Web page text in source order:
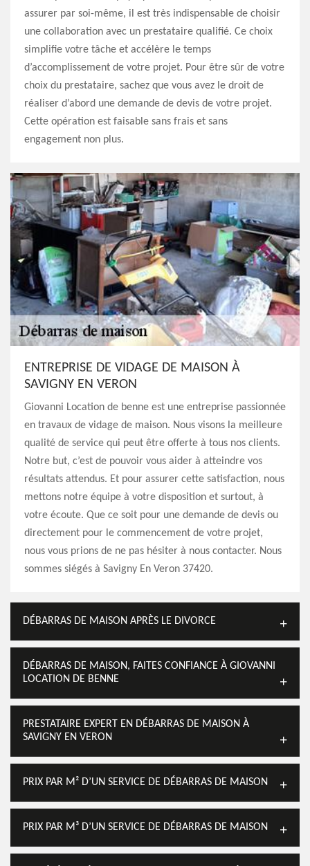
assurer par soi-même, il est très indispensable de choisir
une collaboration avec un prestataire qualifié. Ce choix
simplifie votre tâche et accélère le temps
d’accomplissement de votre projet. Pour être sûr de votre
choix du prestataire, sachez que vous avez le droit de
réaliser d’abord une demande de devis de votre projet.
Cette opération est faisable sans frais et sans
engagement non plus.
ENTREPRISE DE VIDAGE DE MAISON À
SAVIGNY EN VERON
Giovanni Location de benne est une entreprise passionnée
en travaux de vidage de maison. Nous visons la meilleure
qualité de service qui peut être offerte à tous nos clients.
Notre but, c’est de pouvoir vous aider à atteindre vos
résultats attendus. Et pour assurer cette satisfaction, nous
mettons notre équipe à votre disposition et surtout, à
votre écoute. Que ce soit pour une demande de devis ou
directement pour le commencement de votre projet,
nous vous prions de ne pas hésiter à nous contacter. Nous
sommes siégés à Savigny En Veron 37420.
DÉBARRAS DE MAISON APRÈS LE DIVORCE
DÉBARRAS DE MAISON, FAITES CONFIANCE À GIOVANNI
LOCATION DE BENNE
PRESTATAIRE EXPERT EN DÉBARRAS DE MAISON À
SAVIGNY EN VERON
PRIX PAR M² D’UN SERVICE DE DÉBARRAS DE MAISON
PRIX PAR M³ D’UN SERVICE DE DÉBARRAS DE MAISON